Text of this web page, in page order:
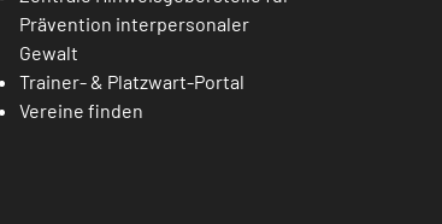
Prävention interpersonaler
Gewalt
Trainer- & Platzwart-Portal
Vereine finden